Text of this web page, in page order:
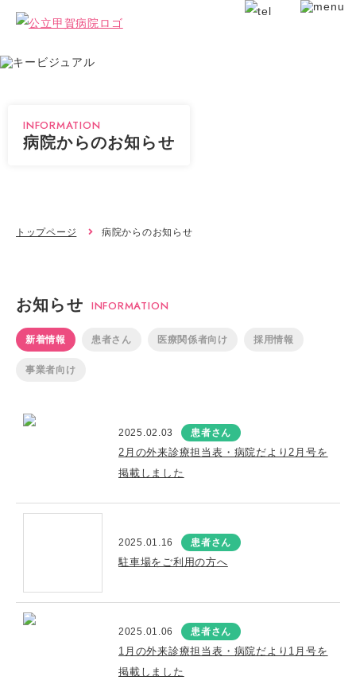
INFORMATION
病院からのお知らせ
トップページ 病院からのお知らせ
お知らせ INFORMATION
新着情報 患者さん 医療関係者向け 採用情報
事業者向け
2025.02.03 患者さん
2月の外来診療担当表・病院だより2月号を
掲載しました
2025.01.16 患者さん
駐車場をご利用の方へ
2025.01.06 患者さん
1月の外来診療担当表・病院だより1月号を
掲載しました